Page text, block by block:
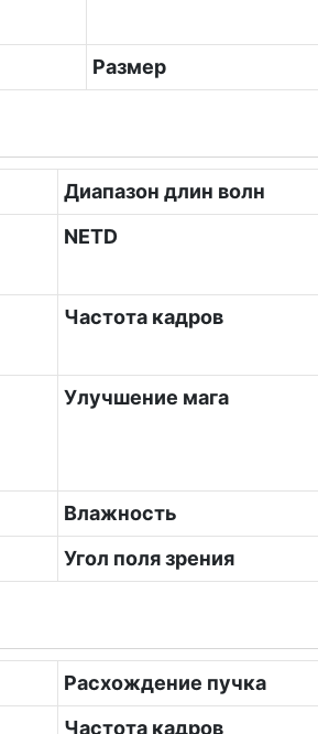
Размер
Диапазон длин волн
NETD
Частота кадров
Улучшение мага
Влажность
Угол поля зрения
Расхождение пучка
Частота кадров